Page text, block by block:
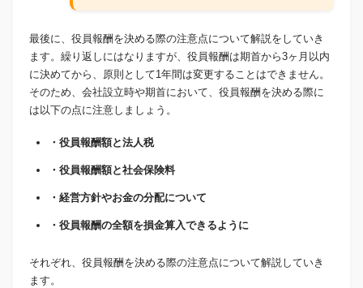
最後に、役員報酬を決める際の注意点について解説をしていき
ます。繰り返しにはなりますが、役員報酬は期首から3ヶ月以内
に決めてから、原則として1年間は変更することはできません。
そのため、会社設立時や期首において、役員報酬を決める際に
は以下の点に注意しましょう。
・役員報酬額と法人税
・役員報酬額と社会保険料
・経営方針やお金の分配について
・役員報酬の全額を損金算入できるように
それぞれ、役員報酬を決める際の注意点について解説していき
ます。